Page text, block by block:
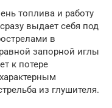
топлива и работу
выдает себя под
в
запорной иглы
к потере
из глушителя.